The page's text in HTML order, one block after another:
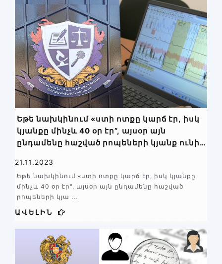
Եթե նախկինում «ստի ոտքը կարճ էր, իսկ
կյանքը մինչև 40 օր էր”, այսօր այն
ընդամենը հաշված րոպեների կյանք ունի
սարքի (ստի դետեկտոր) բացառիկ
հնարավորությունները
21.11.2023
Եթե նախկինում «ստի ոտքը կարճ էր, իսկ կյանքը
մինչև 40 օր էր", այսօր այն ընդամենը հաշված
րոպեների կյա ...
ԱՎԵԼԻՆ